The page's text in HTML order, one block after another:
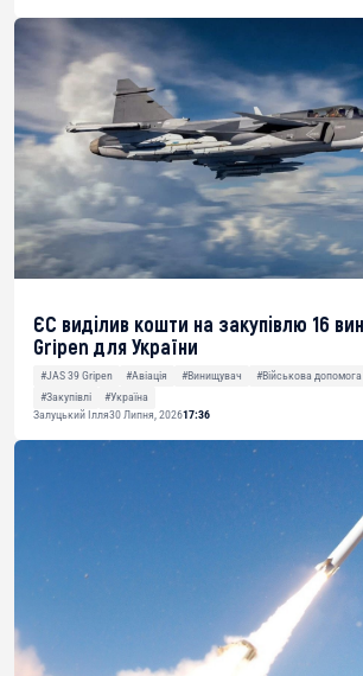
ЄС виділив кошти на закупівлю 16
Gripen для України
#JAS 39 Gripen #Авіація #Винищувач #Військова допомога
#Закупівлі
#Україна
Залуцький Ілля30 Липня, 202617:36